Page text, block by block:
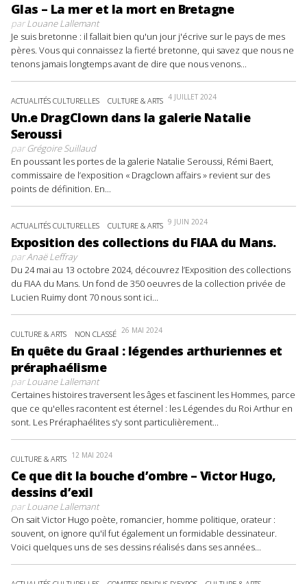
Glas – La mer et la mort en Bretagne
parLouane Lallemant
Je suis bretonne : il fallait bien qu'un jour j'écrive sur le pays de mes
pères. Vous qui connaissez la fierté bretonne, qui savez que nous ne
tenons jamais longtemps avant de dire que nous venons...
ACTUALITÉS CULTURELLES CULTURE & ARTS 4 JUILLET 2024
Un.e DragClown dans la galerie Natalie
Seroussi
parGrégoire Suillaud
En poussant les portes de la galerie Natalie Seroussi, Rémi Baert,
commissaire de l’exposition « Dragclown affairs » revient sur des
points de définition. En...
ACTUALITÉS CULTURELLES CULTURE & ARTS 9 JUIN 2024
Exposition des collections du FIAA du Mans.
parAnaë Leffray
Du 24 mai au 13 octobre 2024, découvrez l’Exposition des collections
du FIAA du Mans. Un fond de 350 oeuvres de la collection privée de
Lucien Ruimy dont 70 nous sont ici...
CULTURE & ARTS NON CLASSÉ 26 MAI 2024
En quête du Graal : légendes arthuriennes et
préraphaélisme
parLouane Lallemant
Certaines histoires traversent les âges et fascinent les Hommes, parce
que ce qu'elles racontent est éternel : les Légendes du Roi Arthur en
sont. Les Préraphaélites s'y sont particulièrement...
CULTURE & ARTS 12 MAI 2024
Ce que dit la bouche d’ombre – Victor Hugo,
dessins d’exil
parLouane Lallemant
On sait Victor Hugo poète, romancier, homme politique, orateur :
souvent, on ignore qu'il fut également un formidable dessinateur.
Voici quelques uns de ses dessins réalisés dans ses années...